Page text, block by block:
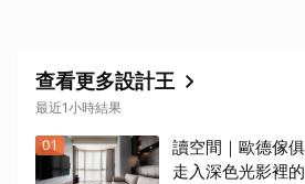
查看更多設計王
最近1小時結果
01
讀空間｜歐德傢
走入深色光影裡